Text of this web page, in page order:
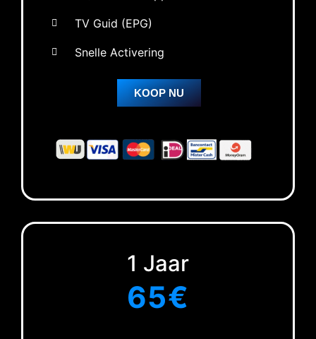
TV Guid (EPG)
Snelle Activering
KOOP NU
1 Jaar
65€